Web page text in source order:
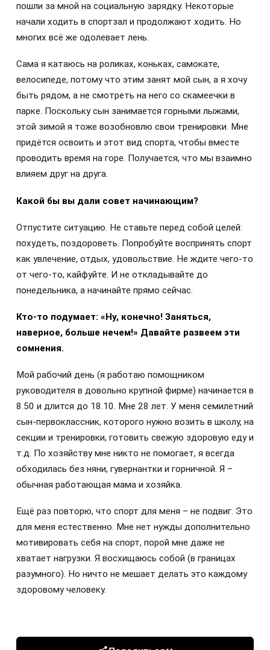
пошли за мной на социальную зарядку. Некоторые
начали ходить в спортзал и продолжают ходить. Но
многих всё же одолевает лень.
Сама я катаюсь на роликах, коньках, самокате,
велосипеде, потому что этим занят мой сын, а я хочу
быть рядом, а не смотреть на него со скамеечки в
парке. Поскольку сын занимается горными лыжами,
этой зимой я тоже возобновлю свои тренировки. Мне
придётся освоить и этот вид спорта, чтобы вместе
проводить время на горе. Получается, что мы взаимно
влияем друг на друга.
Какой бы вы дали совет начинающим?
Отпустите ситуацию. Не ставьте перед собой целей:
похудеть, поздороветь. Попробуйте воспринять спорт
как увлечение, отдых, удовольствие. Не ждите чего-то
от чего-то, кайфуйте. И не откладывайте до
понедельника, а начинайте прямо сейчас.
Кто-то подумает: «Ну, конечно! Заняться,
наверное, больше нечем!» Давайте развеем эти
сомнения.
Мой рабочий день (я работаю помощником
руководителя в довольно крупной фирме) начинается в
8.50 и длится до 18.10. Мне 28 лет. У меня семилетний
сын-первоклассник, которого нужно возить в школу, на
секции и тренировки, готовить свежую здоровую еду и
т.д. По хозяйству мне никто не помогает, я всегда
обходилась без няни, гувернантки и горничной. Я –
обычная работающая мама и хозяйка.
Ещё раз повторю, что спорт для меня – не подвиг. Это
для меня естественно. Мне нет нужды дополнительно
мотивировать себя на спорт, порой мне даже не
хватает нагрузки. Я восхищаюсь собой (в границах
разумного). Но ничто не мешает делать это каждому
здоровому человеку.